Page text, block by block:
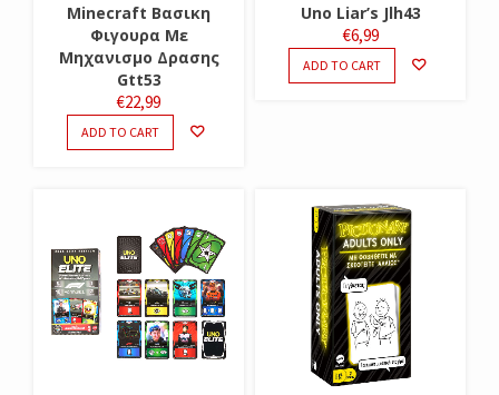
Minecraft Βασικη
Φιγουρα Με
Μηχανισμο Δρασης
Gtt53
€22,99
ADD TO CART
Uno Liar’s Jlh43
€6,99
ADD TO CART